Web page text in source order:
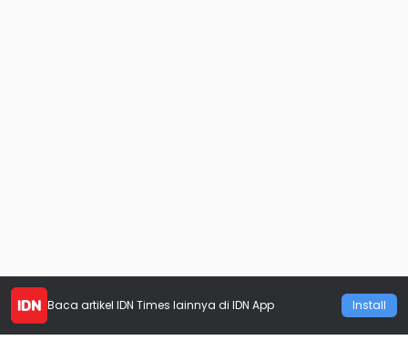
Baca artikel IDN Times lainnya di IDN App Install